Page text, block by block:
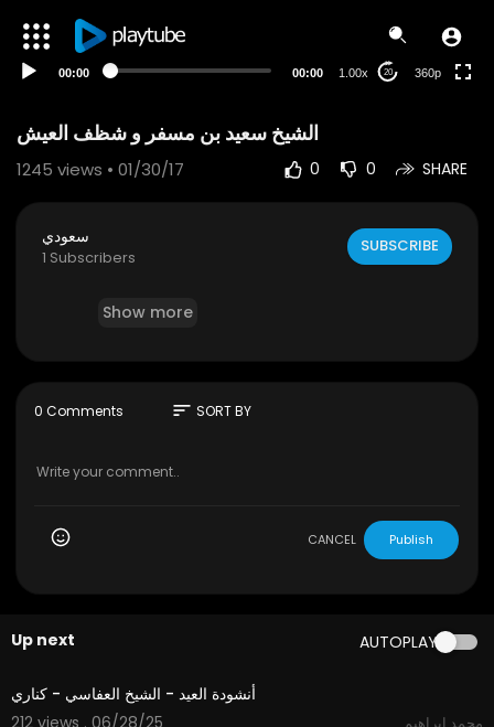
00:00 00:00 1.00x 20 360p
1245 views • 01/30/17 0 0 SHARE
سعودي
1 Subscribers
SUBSCRIBE
Show more
0 Comments sort SORT BY
CANCEL Publish
Up next AUTOPLAY
3:57
أنشودة العيد - الشيخ العفاسي - كناري
212 views . 06/28/25